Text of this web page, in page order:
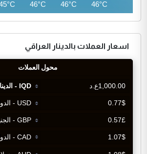
46°C
46°C
46°C
اسعار العملات بالدينار العراقي